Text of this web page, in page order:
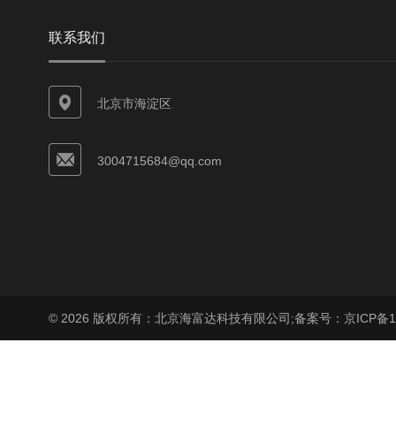
联系我们
北京市海淀区
3004715684@qq.com
© 2026 版权所有：北京海富达科技有限公司;备案号：京ICP备